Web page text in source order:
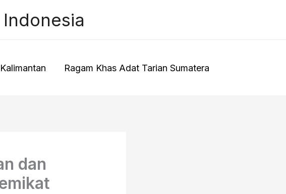
Ragam Khas Adat Tarian Sumatera
dan